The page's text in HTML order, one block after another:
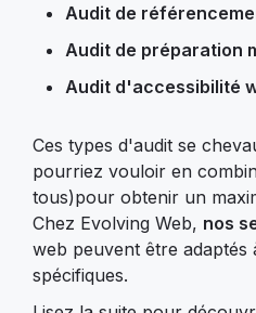
Audit de
Audit de préparation
Audit d'accessibilité
Ces types d'audit se
pourriez vouloir en
tous)pour obtenir un
Chez Evolving Web, nos
web peuvent être adaptés
spécifiques.